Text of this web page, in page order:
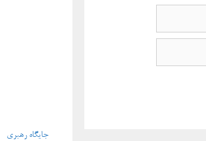
جایگاه رهبری